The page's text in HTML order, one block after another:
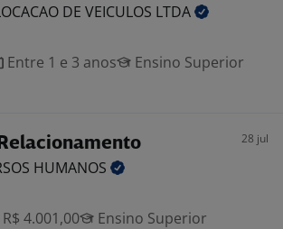
DE VEICULOS LTDA
Entre 1 e 3 anos
Ensino Superior
28 jul
HUMANOS
4.001,00
Ensino Superior